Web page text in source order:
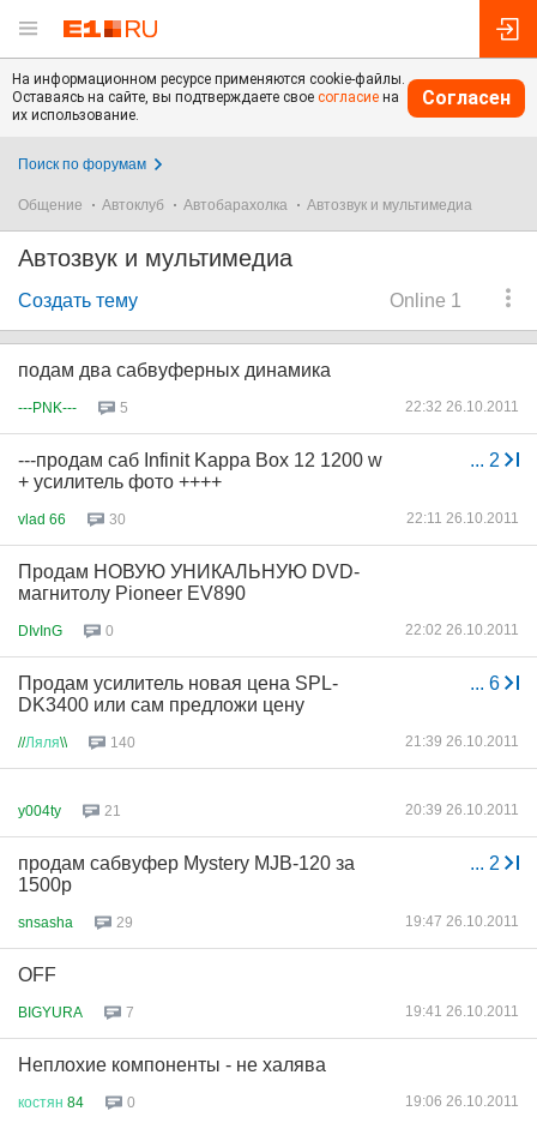
На информационном ресурсе применяются cookie-файлы.
Оставаясь на сайте, вы подтверждаете свое согласие на
их использование.
Согласен
Поиск по форумам
Общение Автоклуб Автобарахолка Автозвук и мультимедиа
Автозвук и мультимедиа
Online 1
Создать тему
подам два сабвуферных динамика
---PNK--- 5 22:32 26.10.2011
... 2
---продам саб Infinit Kappa Box 12 1200 w
+ усилитель фото ++++
vlad 66 30 22:11 26.10.2011
Продам НОВУЮ УНИКАЛЬНУЮ DVD-
магнитолу Pioneer EV890
DIvInG 0 22:02 26.10.2011
... 6
Продам усилитель новая цена SPL-
DK3400 или сам предложи цену
//Ляля\\ 140 21:39 26.10.2011
y004ty 21 20:39 26.10.2011
... 2
продам сабвуфер Mystery MJB-120 за
1500р
snsasha 29 19:47 26.10.2011
OFF
BIGYURA 7 19:41 26.10.2011
Неплохие компоненты - не халява
костян 84 0 19:06 26.10.2011